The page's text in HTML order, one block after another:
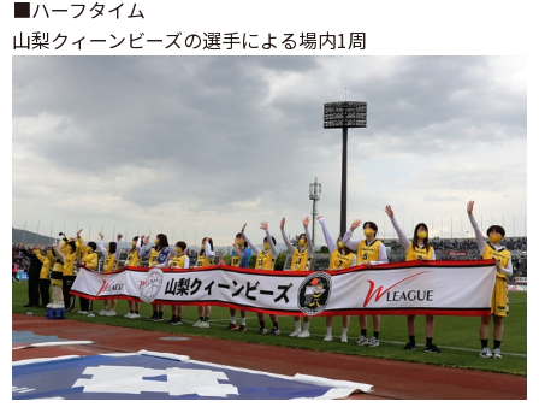
■ハーフタイム
山梨クィーンビーズの選手による場内1周